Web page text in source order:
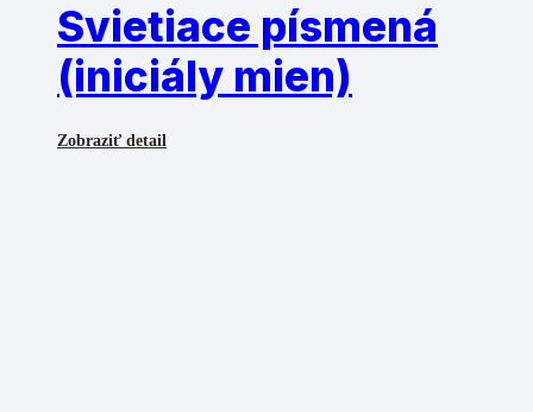
Svietiace písmená
(iniciály mien)
Zobraziť detail